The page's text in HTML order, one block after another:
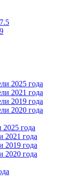
2025 года
2021 года
2019 года
2020 года
года
2021 года
2019 года
2020 года